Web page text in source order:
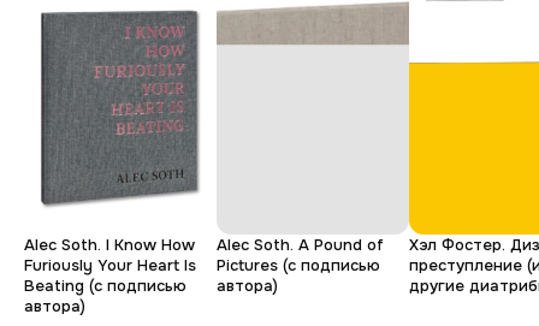
Alec Soth. I Know How
Furiously Your Heart Is
Beating (с подписью
автора)
Alec Soth. A Pound of
Pictures (с подписью
автора)
Хэл Фостер.
преступление
другие
Дмитрий
Масштабная
Ирина
Юрий
Следи
за
Иванникова.
Игра